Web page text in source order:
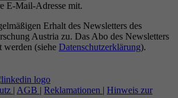
E-Mail-Adresse mit.
Erhalt des Newsletters des
Austria zu. Das Abo des Newsletters
werden (siehe Datenschutzerklärung).
| AGB | Reklamationen | Hinweis zur